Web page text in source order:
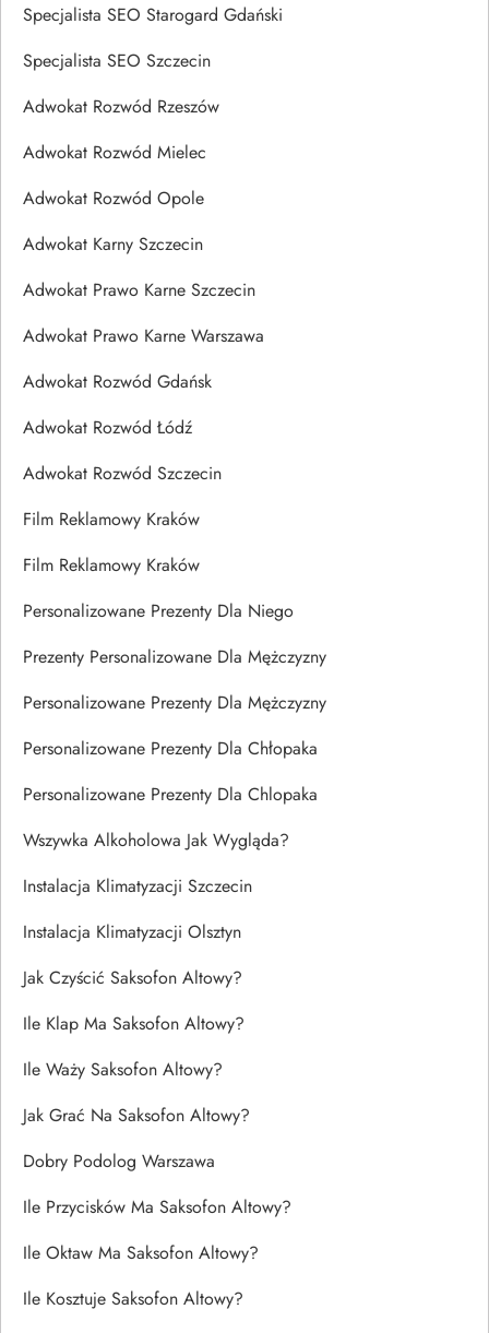
Specjalista SEO Starogard Gdański
Specjalista SEO Szczecin
Adwokat Rozwód Rzeszów
Adwokat Rozwód Mielec
Adwokat Rozwód Opole
Adwokat Karny Szczecin
Adwokat Prawo Karne Szczecin
Adwokat Prawo Karne Warszawa
Adwokat Rozwód Gdańsk
Adwokat Rozwód Łódź
Adwokat Rozwód Szczecin
Film Reklamowy Kraków
Film Reklamowy Kraków
Personalizowane Prezenty Dla Niego
Prezenty Personalizowane Dla Mężczyzny
Personalizowane Prezenty Dla Mężczyzny
Personalizowane Prezenty Dla Chłopaka
Personalizowane Prezenty Dla Chlopaka
Wszywka Alkoholowa Jak Wygląda?
Instalacja Klimatyzacji Szczecin
Instalacja Klimatyzacji Olsztyn
Jak Czyścić Saksofon Altowy?
Ile Klap Ma Saksofon Altowy?
Ile Waży Saksofon Altowy?
Jak Grać Na Saksofon Altowy?
Dobry Podolog Warszawa
Ile Przycisków Ma Saksofon Altowy?
Ile Oktaw Ma Saksofon Altowy?
Ile Kosztuje Saksofon Altowy?